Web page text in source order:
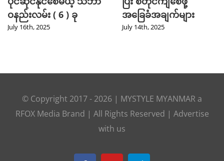
မယ့် Styling Tips များ
September 28th, 2024
အတွက် ဖက်ရှင် Tips
များ
© Copyright 2017 - 2026|MYSTYLE MYANMARa
Brand | All Rights Reserved |